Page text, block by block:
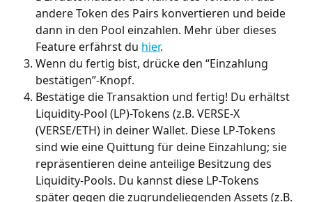
andere Token des Pairs konvertieren und beide
dann in den Pool einzahlen. Mehr über dieses
Feature erfährst du hier.
Wenn du fertig bist, drücke den “Einzahlung
bestätigen”-Knopf.
Bestätige die Transaktion und fertig! Du erhältst
Liquidity-Pool (LP)-Tokens (z.B. VERSE-X
(VERSE/ETH) in deiner Wallet. Diese LP-Tokens
sind wie eine Quittung für deine Einzahlung; sie
repräsentieren deine anteilige Besitzung des
Liquidity-Pools. Du kannst diese LP-Tokens
später gegen die zugrundeliegenden Assets (z.B.